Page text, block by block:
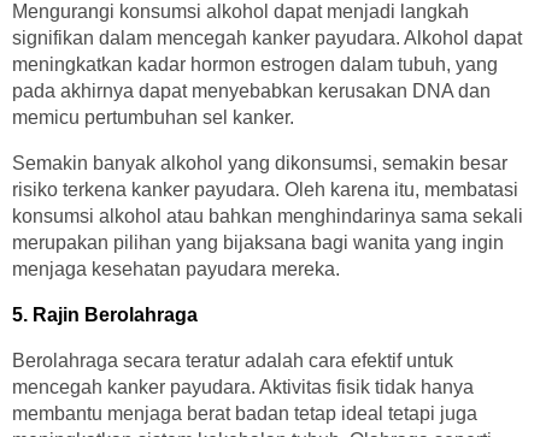
Mengurangi konsumsi alkohol dapat menjadi langkah
signifikan dalam mencegah kanker payudara. Alkohol dapat
meningkatkan kadar hormon estrogen dalam tubuh, yang
pada akhirnya dapat menyebabkan kerusakan DNA dan
memicu pertumbuhan sel kanker.
Semakin banyak alkohol yang dikonsumsi, semakin besar
risiko terkena kanker payudara. Oleh karena itu, membatasi
konsumsi alkohol atau bahkan menghindarinya sama sekali
merupakan pilihan yang bijaksana bagi wanita yang ingin
menjaga kesehatan payudara mereka.
5. Rajin Berolahraga
Berolahraga secara teratur adalah cara efektif untuk
mencegah kanker payudara. Aktivitas fisik tidak hanya
membantu menjaga berat badan tetap ideal tetapi juga